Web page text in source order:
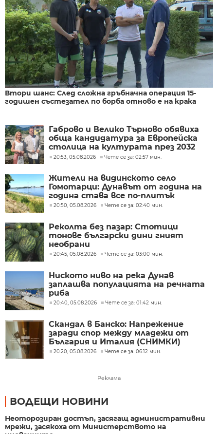
Втори шанс: След сложна гръбначна операция 15-
годишен състезател по борба отново е на крака
Габрово и Велико Търново обявиха
обща кандидатура за Европейска
столица на културата през 2032
година
20:53, 05.08.2026 Чете се за: 02:57 мин.
Жители на видинското село
Гомотарци: Дунавът от година на
година става все по-плитък
20:50, 05.08.2026 Чете се за: 02:40 мин.
Реколта без пазар: Стотици
тонове български дини гният
необрани
20:45, 05.08.2026 Чете се за: 03:00 мин.
Ниското ниво на река Дунав
заплашва популацията на речната
риба
20:40, 05.08.2026 Чете се за: 01:42 мин.
Скандал в Банско: Напрежение
заради спор между младежи от
България и Италия (СНИМКИ)
20:20, 05.08.2026 Чете се за: 06:12 мин.
Реклама
ВОДЕЩИ НОВИНИ
Неоторозиран достъп, засягащ административни
мрежи, засякоха от Министерството на